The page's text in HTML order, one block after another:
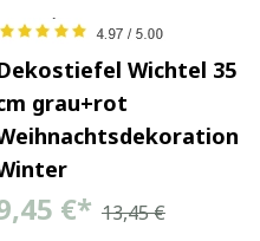
Wichtel 35
grau+rot
€* 13,45 €